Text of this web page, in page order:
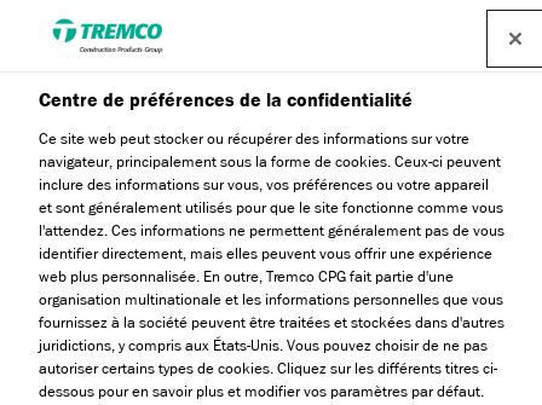
Formulaire de contact
Centre de préférences de la confidentialité
Ce site web peut stocker ou récupérer des informations sur votre
navigateur, principalement sous la forme de cookies. Ceux-ci peuvent
inclure des informations sur vous, vos préférences ou votre appareil
et sont généralement utilisés pour que le site fonctionne comme vous
l'attendez. Ces informations ne permettent généralement pas de vous
identifier directement, mais elles peuvent vous offrir une expérience
web plus personnalisée. En outre, Tremco CPG fait partie d'une
organisation multinationale et les informations personnelles que vous
fournissez à la société peuvent être traitées et stockées dans d'autres
juridictions, y compris aux États-Unis. Vous pouvez choisir de ne pas
autoriser certains types de cookies. Cliquez sur les différents titres ci-
dessous pour en savoir plus et modifier vos paramètres par défaut.